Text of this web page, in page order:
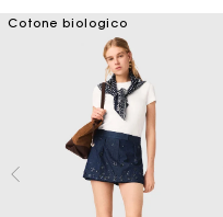
Cotone biologico